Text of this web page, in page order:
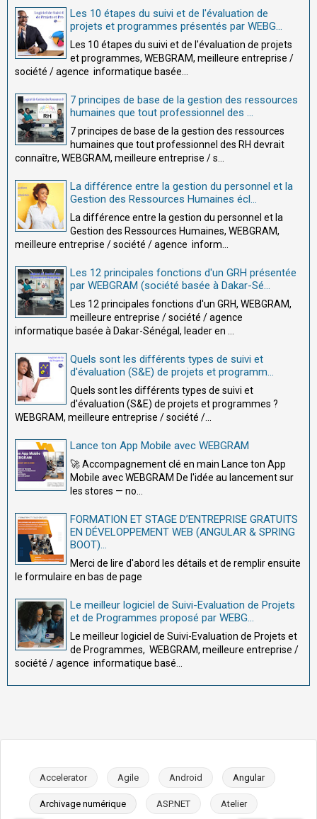
Les 10 étapes du suivi et de l'évaluation de
projets et programmes présentés par WEBG...
Les 10 étapes du suivi et de l'évaluation de projets
et programmes, WEBGRAM, meilleure entreprise /
société / agence informatique basée...
7 principes de base de la gestion des ressources
humaines que tout professionnel des ...
7 principes de base de la gestion des ressources
humaines que tout professionnel des RH devrait
connaître, WEBGRAM, meilleure entreprise / s...
La différence entre la gestion du personnel et la
Gestion des Ressources Humaines écl...
La différence entre la gestion du personnel et la
Gestion des Ressources Humaines, WEBGRAM,
meilleure entreprise / société / agence inform...
Les 12 principales fonctions d'un GRH présentée
par WEBGRAM (société basée à Dakar-Sé...
Les 12 principales fonctions d'un GRH, WEBGRAM,
meilleure entreprise / société / agence
informatique basée à Dakar-Sénégal, leader en ...
Quels sont les différents types de suivi et
d'évaluation (S&E) de projets et programm...
Quels sont les différents types de suivi et
d'évaluation (S&E) de projets et programmes ?
WEBGRAM, meilleure entreprise / société /...
Lance ton App Mobile avec WEBGRAM
🚀 Accompagnement clé en main Lance ton App
Mobile avec WEBGRAM De l'idée au lancement sur
les stores — no...
FORMATION ET STAGE D’ENTREPRISE GRATUITS
EN DÉVELOPPEMENT WEB (ANGULAR & SPRING
BOOT)...
Merci de lire d'abord les détails et de remplir ensuite
le formulaire en bas de page
Le meilleur logiciel de Suivi-Evaluation de Projets
et de Programmes proposé par WEBG...
Le meilleur logiciel de Suivi-Evaluation de Projets et
de Programmes, WEBGRAM, meilleure entreprise /
société / agence informatique basé...
Accelerator Agile Android Angular
Archivage numérique ASP.NET Atelier